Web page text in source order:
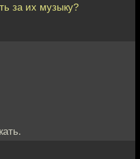
за их музыку?